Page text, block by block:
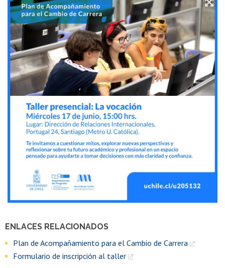
ENLACES RELACIONADOS
Plan de Acompañamiento para el Cambio de Carrera
Formulario de inscripción al taller